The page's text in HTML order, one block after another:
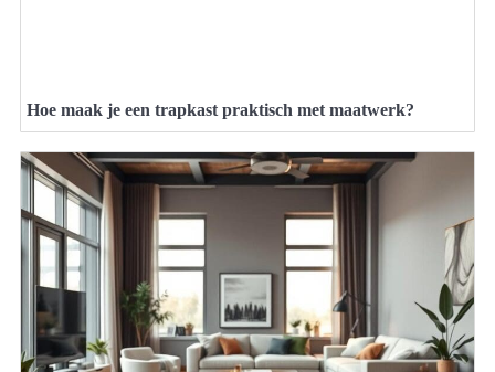
Hoe maak je een trapkast praktisch met maatwerk?